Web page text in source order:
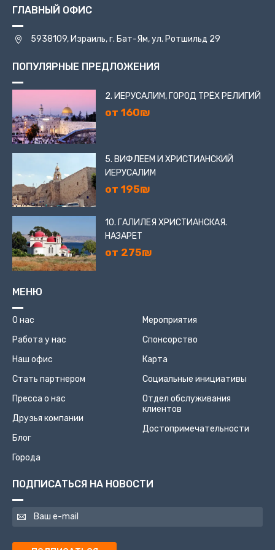
ГЛАВНЫЙ ОФИС
5938109, Израиль, г. Бат-Ям, ул. Ротшильд 29
ПОПУЛЯРНЫЕ ПРЕДЛОЖЕНИЯ
2. ИЕРУСАЛИМ, ГОРОД ТРЁХ РЕЛИГИЙ
от 160₪
5. ВИФЛЕЕМ И ХРИСТИАНСКИЙ
ИЕРУСАЛИМ
от 195₪
10. ГАЛИЛЕЯ ХРИСТИАНСКАЯ.
НАЗАРЕТ
от 275₪
МЕНЮ
О нас
Работа у нас
Наш офис
Стать партнером
Пресса о нас
Друзья компании
Блог
Города
Мероприятия
Спонсорство
Карта
Социальные инициативы
Отдел обслуживания
клиентов
Достопримечательности
ПОДПИСАТЬСЯ НА НОВОСТИ